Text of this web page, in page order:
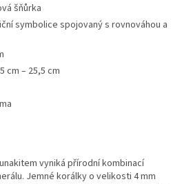
šňůrka
symbolice spojovaný s rovnováhou a
cm – 25,5 cm
vyniká přírodní kombinací
Jemné korálky o velikosti 4 mm